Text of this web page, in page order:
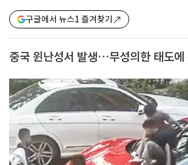
구글에서 뉴스1 즐겨찾기
중국 윈난성서 발생…무성의한 태도에